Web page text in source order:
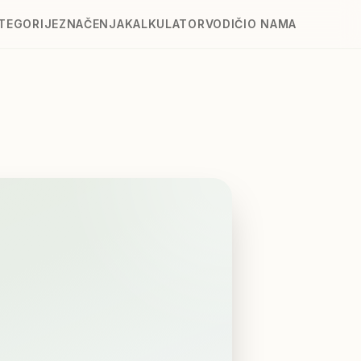
ZNAČENJAKALKULATORVODIČIO NAMA